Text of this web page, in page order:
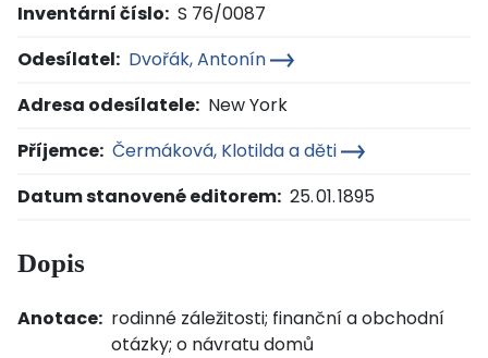
Inventární číslo: S 76/0087
Odesílatel: Dvořák, Antonín
Adresa odesílatele: New York
Příjemce: Čermáková, Klotilda a děti
Datum stanovené editorem: 25. 01. 1895
Dopis
Anotace: rodinné záležitosti; finanční a obchodní
otázky; o návratu domů